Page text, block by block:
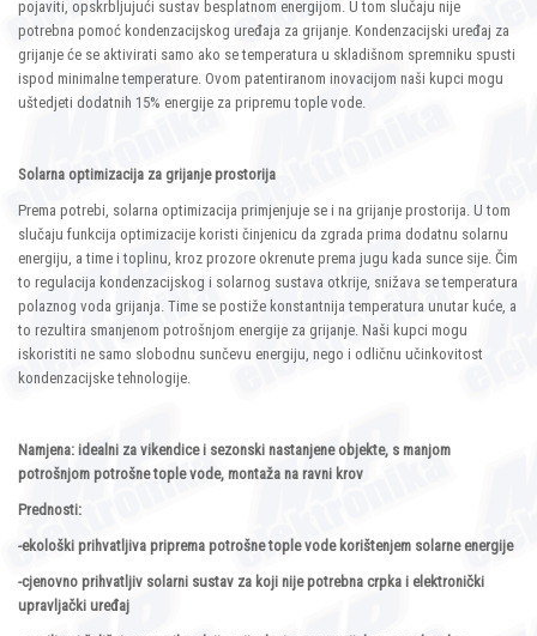
pojaviti, opskrbljujući sustav besplatnom energijom. U tom slučaju nije
potrebna pomoć kondenzacijskog uređaja za grijanje. Kondenzacijski uređaj za
grijanje će se aktivirati samo ako se temperatura u skladišnom spremniku spusti
ispod minimalne temperature. Ovom patentiranom inovacijom naši kupci mogu
uštedjeti dodatnih 15% energije za pripremu tople vode.
Solarna optimizacija za grijanje prostorija
Prema potrebi, solarna optimizacija primjenjuje se i na grijanje prostorija. U tom
slučaju funkcija optimizacije koristi činjenicu da zgrada prima dodatnu solarnu
energiju, a time i toplinu, kroz prozore okrenute prema jugu kada sunce sije. Čim
to regulacija kondenzacijskog i solarnog sustava otkrije, snižava se temperatura
polaznog voda grijanja. Time se postiže konstantnija temperatura unutar kuće, a
to rezultira smanjenom potrošnjom energije za grijanje. Naši kupci mogu
iskoristiti ne samo slobodnu sunčevu energiju, nego i odličnu učinkovitost
kondenzacijske tehnologije.
Namjena: idealni za vikendice i sezonski nastanjene objekte, s manjom
potrošnjom potrošne tople vode, montaža na ravni krov
Prednosti:
-ekološki prihvatljiva priprema potrošne tople vode korištenjem solarne energije
-cjenovno prihvatljiv solarni sustav za koji nije potrebna crpka i elektronički
upravljački uređaj